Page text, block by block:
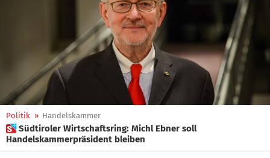
Politik » Handelskammer
 Südtiroler Wirtschaftsring: Michl Ebner soll
Handelskammerpräsident bleiben